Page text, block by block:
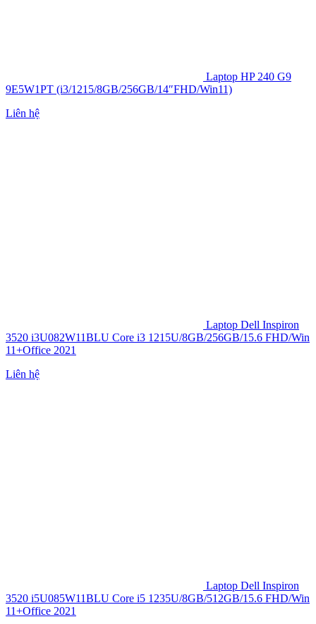
Laptop HP 240 G9
9E5W1PT (i3/1215/8GB/256GB/14″FHD/Win11)
Liên hệ
Laptop Dell Inspiron
3520 i3U082W11BLU Core i3 1215U/8GB/256GB/15.6 FHD/Win
11+Office 2021
Liên hệ
Laptop Dell Inspiron
3520 i5U085W11BLU Core i5 1235U/8GB/512GB/15.6 FHD/Win
11+Office 2021